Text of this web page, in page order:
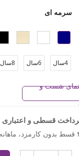
سرمه ای
4سال 6سال 8سال
شست و
قسطی و اعتباری
۱۸۷٬۵۰۰ تومان